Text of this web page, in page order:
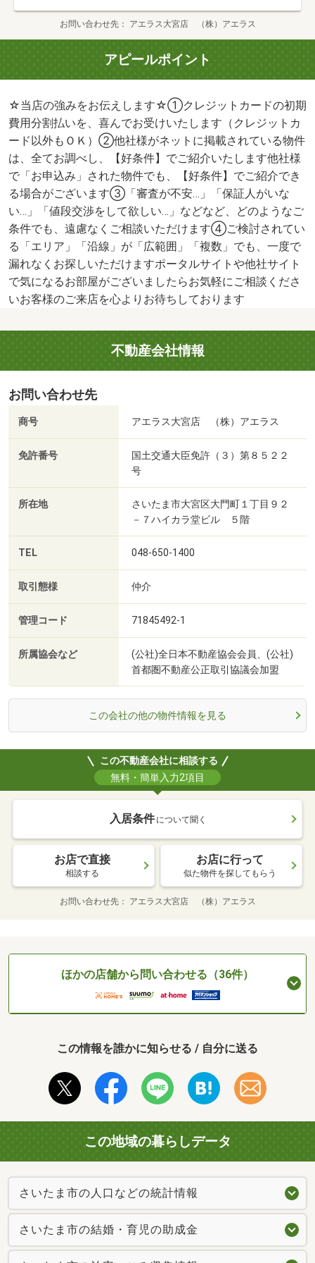
お問い合わせ先 アエラス大宮店 （株）アエラス
アピールポイント
☆当店の強みをお伝えします☆①クレジットカードの初期
費用分割払いを、喜んでお受けいたします（クレジットカ
ード以外もＯＫ）②他社様がネットに掲載されている物件
は、全てお調べし、【好条件】でご紹介いたします他社様
で「お申込み」された物件でも、【好条件】でご紹介でき
る場合がございます③「審査が不安…」「保証人がいな
い…」「値段交渉をして欲しい…」などなど、どのようなご
条件でも、遠慮なくご相談いただけます④ご検討されてい
る「エリア」「沿線」が「広範囲」「複数」でも、一度で
漏れなくお探しいただけますポータルサイトや他社サイト
で気になるお部屋がございましたらお気軽にご相談くださ
いお客様のご来店を心よりお待ちしております
不動産会社情報
お問い合わせ先
商号 アエラス大宮店 （株）アエラス
免許番号
国土交通大臣免許（３）第８５２２
号
所在地
さいたま市大宮区大門町１丁目９２
－７ハイカラ堂ビル ５階
TEL 048-650-1400
取引態様 仲介
管理コード 71845492-1
所属協会など
(公社)全日本不動産協会会員、(公社)
首都圏不動産公正取引協議会加盟
この会社の他の物件情報を見る
この不動産会社に相談する
無料・簡単入力2項目
入居条件 について聞く
お店で直接
相談する
お店に行って
似た物件を探してもらう
お問い合わせ先 アエラス大宮店 （株）アエラス
ほかの店舗から問い合わせる（36件）
この情報を誰かに知らせる / 自分に送る
この地域の暮らしデータ
さいたま市の人口などの統計情報
さいたま市の結婚・育児の助成金